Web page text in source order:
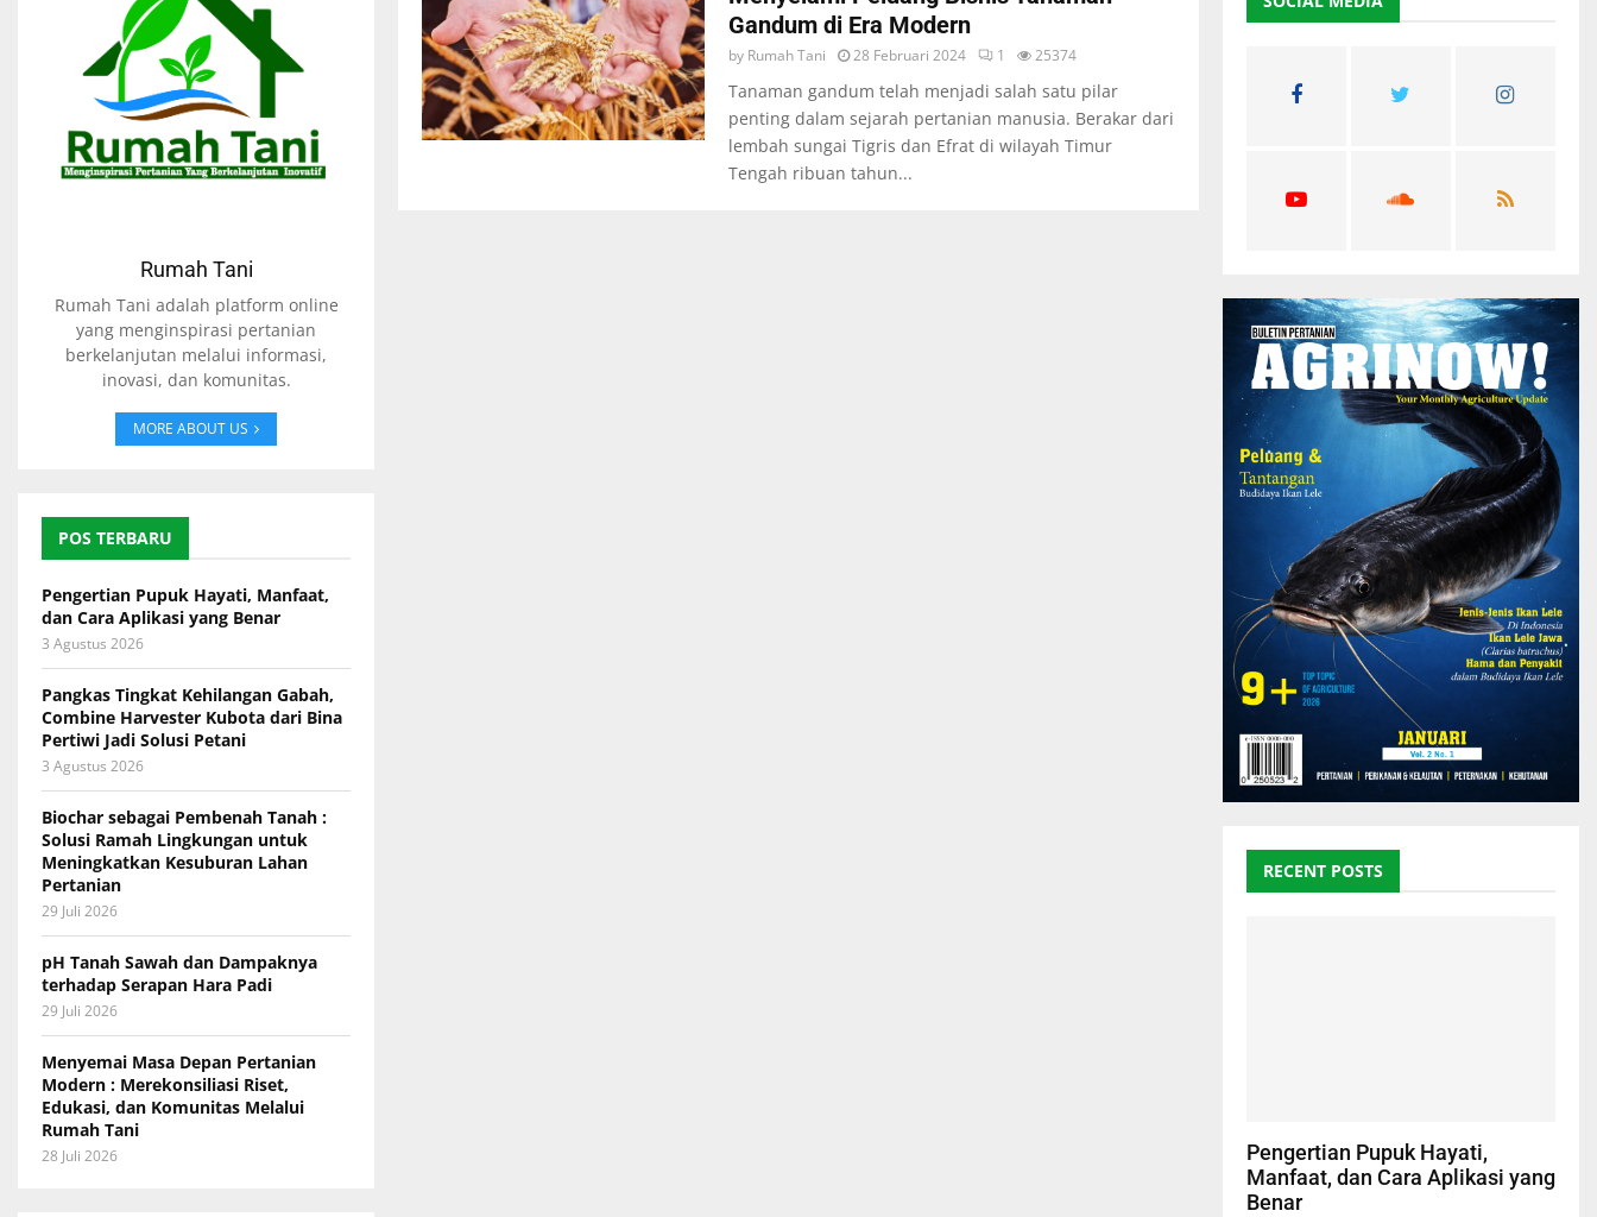
Gandum di Era Modern
by Rumah Tani 28 Februari 2024 1 25374
Tanaman gandum telah menjadi salah satu pilar
penting dalam sejarah pertanian manusia. Berakar dari
lembah sungai Tigris dan Efrat di wilayah Timur
Tengah ribuan tahun...
Rumah Tani
Rumah Tani adalah platform online
yang menginspirasi pertanian
berkelanjutan melalui informasi,
inovasi, dan komunitas.
MORE ABOUT US
POS TERBARU
Pengertian Pupuk Hayati, Manfaat,
dan Cara Aplikasi yang Benar
3 Agustus 2026
Pangkas Tingkat Kehilangan Gabah,
Combine Harvester Kubota dari Bina
Pertiwi Jadi Solusi Petani
3 Agustus 2026
Biochar sebagai Pembenah Tanah :
Solusi Ramah Lingkungan untuk
Meningkatkan Kesuburan Lahan
Pertanian
29 Juli 2026
pH Tanah Sawah dan Dampaknya
terhadap Serapan Hara Padi
29 Juli 2026
Menyemai Masa Depan Pertanian
Modern : Merekonsiliasi Riset,
Edukasi, dan Komunitas Melalui
Rumah Tani
28 Juli 2026
f
RECENT POSTS
Pengertian Pupuk Hayati,
Manfaat, dan Cara Aplikasi yang
Benar